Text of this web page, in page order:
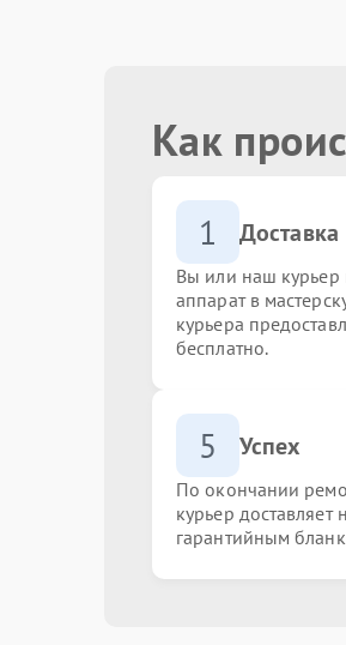
Как
1 Доставка
Вы или наш курьер
аппарат в
курьера
бесплатно.
5 Успех
По окончании
курьер
гарантийным